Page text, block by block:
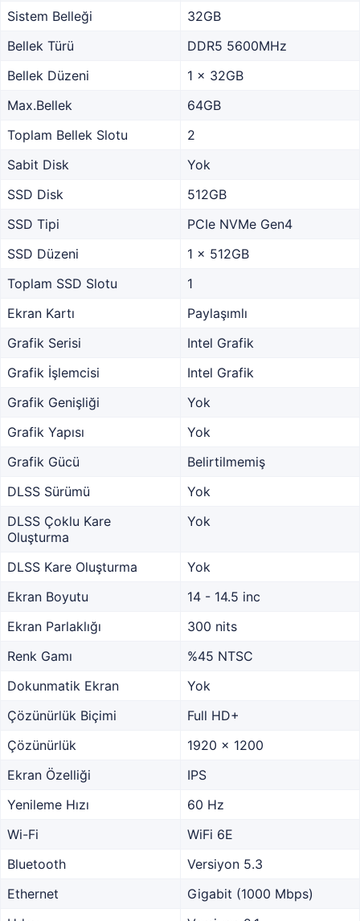
Sistem Belleği
32GB
Bellek Türü
DDR5 5600MHz
Bellek Düzeni
1 x 32GB
Max.Bellek
64GB
Toplam Bellek Slotu
2
Sabit Disk
Yok
SSD Disk
512GB
SSD Tipi
PCIe NVMe Gen4
SSD Düzeni
1 x 512GB
Toplam SSD Slotu
1
Ekran Kartı
Paylaşımlı
Grafik Serisi
Intel Grafik
Grafik İşlemcisi
Intel Grafik
Grafik Genişliği
Yok
Grafik Yapısı
Yok
Grafik Gücü
Belirtilmemiş
DLSS Sürümü
Yok
DLSS Çoklu Kare
Oluşturma
Yok
DLSS Kare Oluşturma
Yok
Ekran Boyutu
14 - 14.5 inc
Ekran Parlaklığı
300 nits
Renk Gamı
%45 NTSC
Dokunmatik Ekran
Yok
Çözünürlük Biçimi
Full HD+
Çözünürlük
1920 x 1200
Ekran Özelliği
IPS
Yenileme Hızı
60 Hz
Wi-Fi
WiFi 6E
Bluetooth
Versiyon 5.3
Ethernet
Gigabit (1000 Mbps)